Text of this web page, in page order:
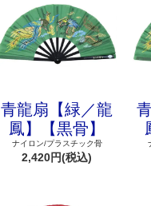
青龍扇【緑／龍
鳳】【黒骨】
ナイロン/プラスチック骨
2,420円(税込)